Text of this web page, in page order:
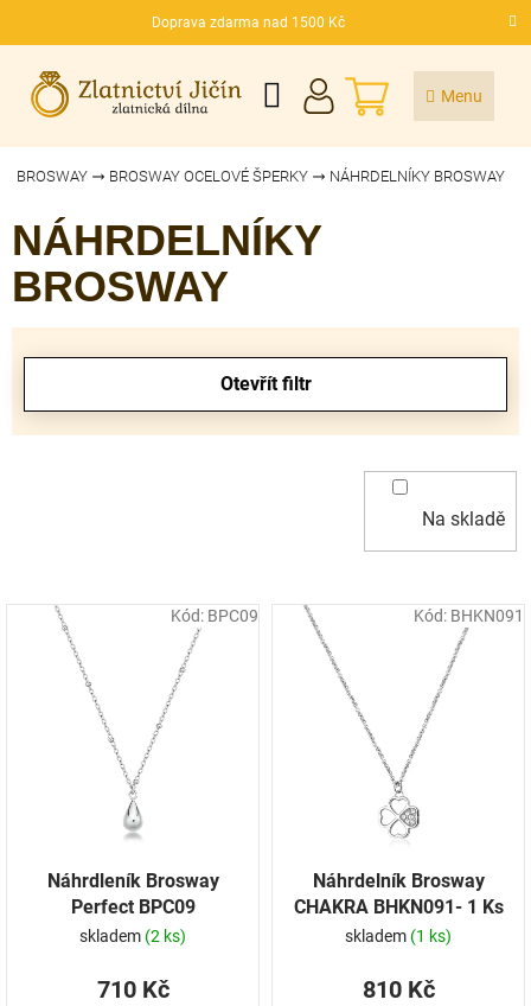
Doprava zdarma nad 1500 Kč
CZK
NÁKUPNÍ
KOŠÍK
BROSWAY BROSWAY OCELOVÉ ŠPERKY NÁHRDELNÍKY BROSWAY
NÁHRDELNÍKY
BROSWAY
Na skladě
Otevřít filtr
s
k
Náhrdleník Brosway
Perfect BPC09
skladem (2 ks)
710 Kč
Kód: BPC09
Náhrdelník Brosway
CHAKRA BHKN091- 1 Ks
skladem (1 ks)
810 Kč
Kód: BHKN091